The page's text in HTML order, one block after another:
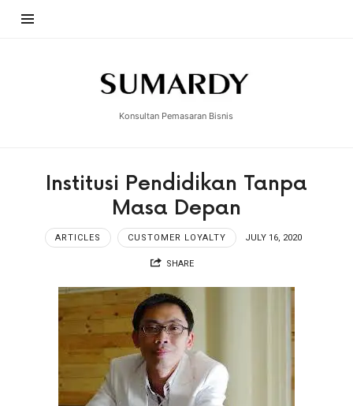
Sumardy
Konsultan Pemasaran Bisnis
Institusi Pendidikan Tanpa
Masa Depan
ARTICLES CUSTOMER LOYALTY JULY 16, 2020
SHARE